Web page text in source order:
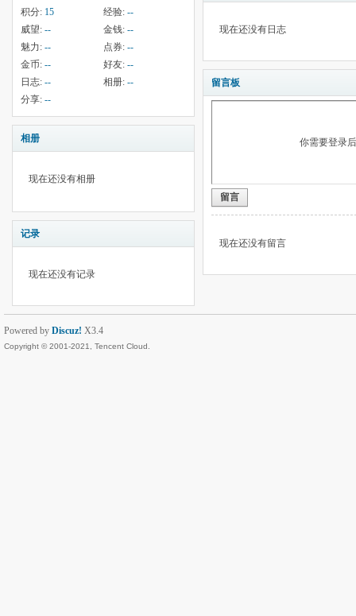
积分: 15 经验: --
威望: -- 金钱: --
魅力: -- 点券: --
金币: -- 好友: --
日志: -- 相册: --
分享: --
相册
现在还没有相册
记录
现在还没有记录
现在还没有日志
留言板
你需要登录
留言
现在还没有留言
Powered by Discuz! X3.4
Copyright © 2001-2021, Tencent Cloud.